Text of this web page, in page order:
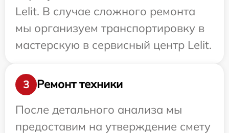
Lelit. В случае сложного ремонта
мы организуем транспортировку в
мастерскую в сервисный центр Lelit.
3
Ремонт техники
После детального анализа мы
предоставим на утверждение смету